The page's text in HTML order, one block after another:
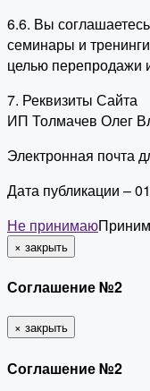
6.6. Вы
семинары и
целью перепродажи
7. Реквизиты Сайта
ИП Толмачев Олег
Электронная почта
Дата публикации –
Не принимаю
× закрыть
Соглашение №2
× закрыть
Соглашение №2